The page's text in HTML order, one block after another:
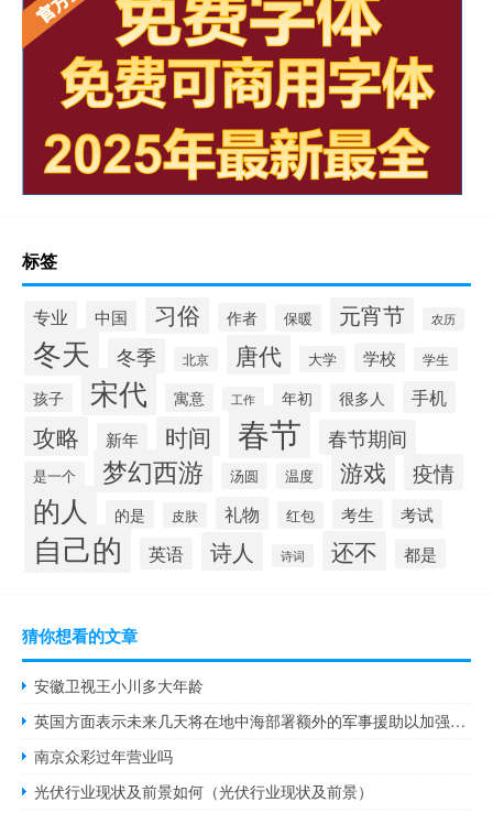
标签
专业 中国 习俗 作者 保暖 元宵节 农历
冬天 冬季 北京 唐代 大学 学校 学生
孩子 宋代 寓意 工作 年初 很多人 手机
攻略 新年 时间 春节 春节期间
是一个 梦幻西游 汤圆 温度 游戏 疫情
的人 的是 皮肤 礼物 红包 考生 考试
自己的 英语 诗人 诗词 还不 都是
猜你想看的文章
安徽卫视王小川多大年龄
英国方面表示未来几天将在地中海部署额外的军事援助以加强更广泛地区的安全并防止任何试图升级冲突的行动
南京众彩过年营业吗
光伏行业现状及前景如何（光伏行业现状及前景）